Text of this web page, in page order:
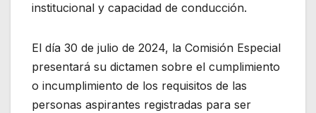
institucional y capacidad de conducción.
El día 30 de julio de 2024, la Comisión Especial
presentará su dictamen sobre el cumplimiento
o incumplimiento de los requisitos de las
personas aspirantes registradas para ser